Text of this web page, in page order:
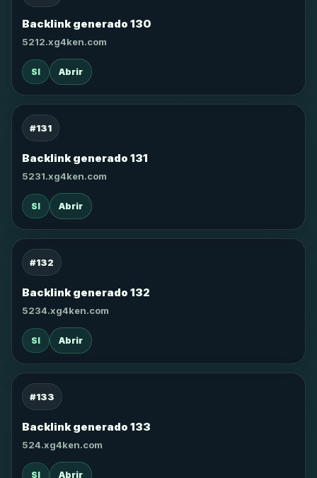
Backlink generado 130
5212.xg4ken.com
SI Abrir
#131
Backlink generado 131
5231.xg4ken.com
SI Abrir
#132
Backlink generado 132
5234.xg4ken.com
SI Abrir
#133
Backlink generado 133
524.xg4ken.com
SI Abrir